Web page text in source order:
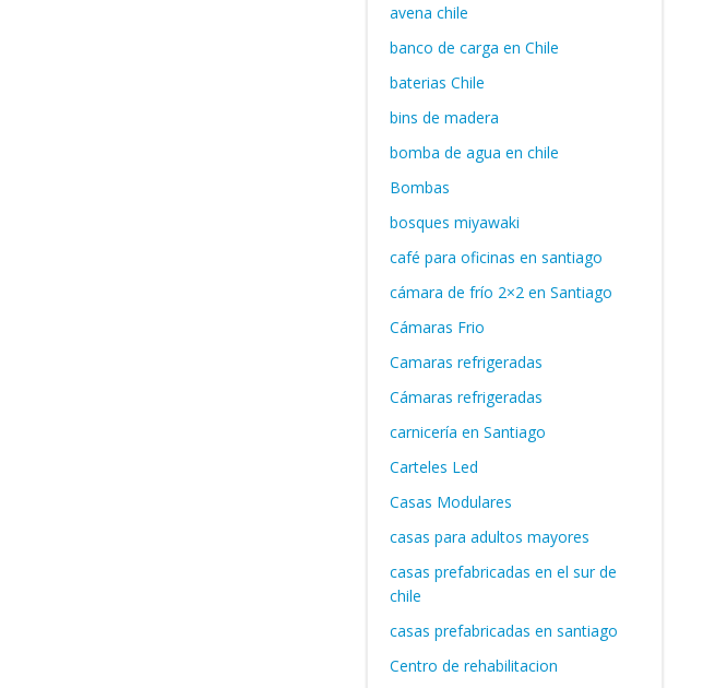
avena chile
banco de carga en Chile
baterias Chile
bins de madera
bomba de agua en chile
Bombas
bosques miyawaki
café para oficinas en santiago
cámara de frío 2×2 en Santiago
Cámaras Frio
Camaras refrigeradas
Cámaras refrigeradas
carnicería en Santiago
Carteles Led
Casas Modulares
casas para adultos mayores
casas prefabricadas en el sur de
chile
casas prefabricadas en santiago
Centro de rehabilitacion